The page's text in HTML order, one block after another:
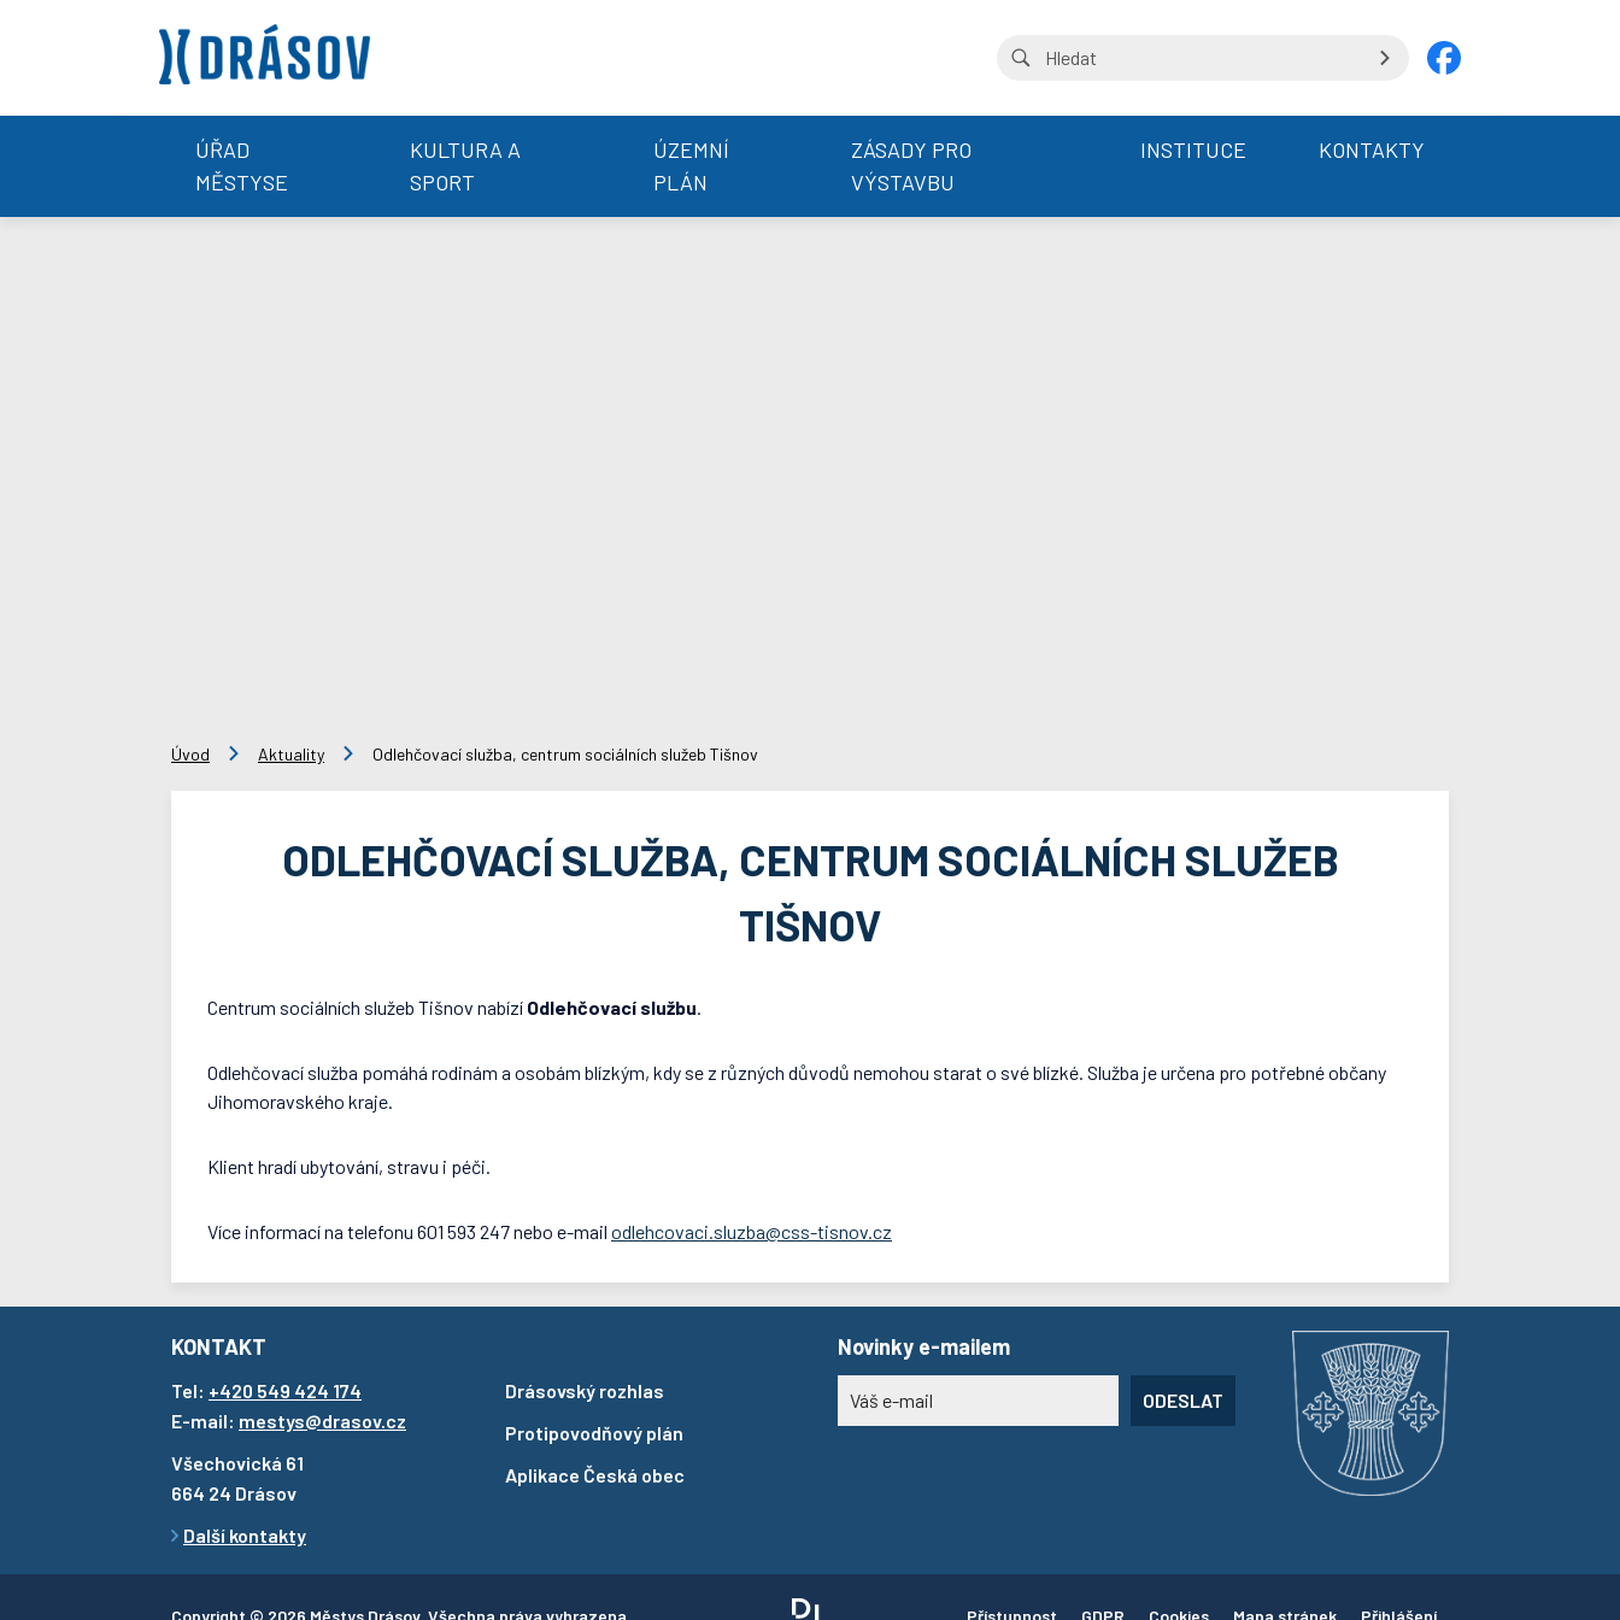
ÚŘAD
MĚSTYSE
KULTURA A
SPORT
ÚZEMNÍ
PLÁN
ZÁSADY PRO
VÝSTAVBU
INSTITUCE KONTAKTY
Úvod Aktuality Odlehčovací služba, centrum sociálních služeb Tišnov
ODLEHČOVACÍ SLUŽBA, CENTRUM SOCIÁLNÍCH SLUŽEB
TIŠNOV
Centrum sociálních služeb Tišnov nabízí Odlehčovací službu.
Odlehčovací služba pomáhá rodinám a osobám blízkým, kdy se z různých důvodů nemohou starat o své blízké. Služba je určena pro potřebné občany
Jihomoravského kraje.
Klient hradí ubytování, stravu i péči.
Více informací na telefonu 601 593 247 nebo e-mail odlehcovaci.sluzba@css-tisnov.cz
KONTAKT
Tel: +420 549 424 174
E-mail: mestys@drasov.cz
Všechovická 61
664 24 Drásov
Další kontakty
Drásovský rozhlas
Protipovodňový plán
Aplikace Česká obec
Novinky e-mailem
ODESLAT
Copyright © 2026 Městys Drásov. Všechna práva vyhrazena Přístupnost GDPR Cookies Mapa stránek Přihlášení